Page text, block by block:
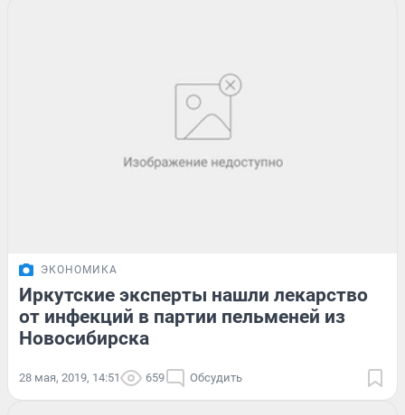
ЭКОНОМИКА
Иркутские эксперты нашли лекарство
от инфекций в партии пельменей из
Новосибирска
28 мая, 2019, 14:51 659 Обсудить